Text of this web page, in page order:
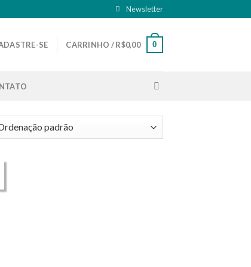
Newsletter
SE CARRINHO /R$0,00 0